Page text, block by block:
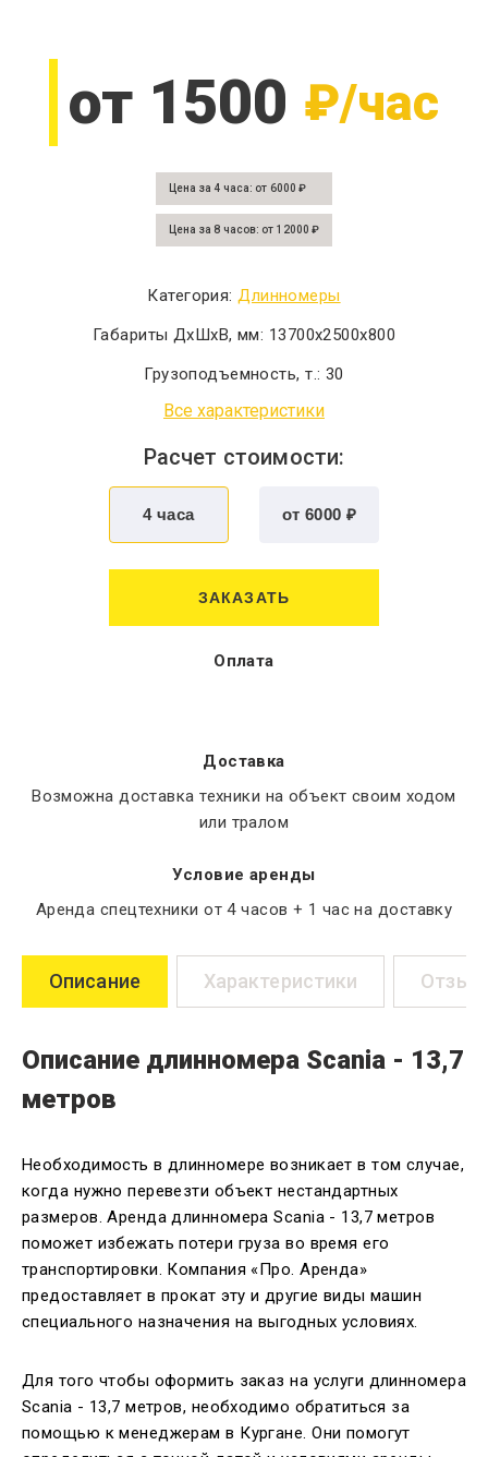
от 1500 ₽/час
Цена за 4 часа: от 6000 ₽
Цена за 8 часов: от 12000 ₽
Категория:Длинномеры
Габариты ДхШхВ, мм: 13700x2500x800
Грузоподъемность, т.: 30
Все характеристики
Расчет стоимости:
ЗАКАЗАТЬ
Оплата
Доставка
Возможна доставка техники на объект своим ходом
или тралом
Условие аренды
Аренда спецтехники от 4 часов + 1 час на доставку
Описание Характеристики
Описание длинномера Scania - 13,7
метров
Необходимость в длинномере возникает в том случае,
когда нужно перевезти объект нестандартных
размеров. Аренда длинномера Scania - 13,7 метров
поможет избежать потери груза во время его
транспортировки. Компания «Про. Аренда»
предоставляет в прокат эту и другие виды машин
специального назначения на выгодных условиях.
Для того чтобы оформить заказ на услуги длинномера
Scania - 13,7 метров, необходимо обратиться за
помощью к менеджерам в Кургане. Они помогут